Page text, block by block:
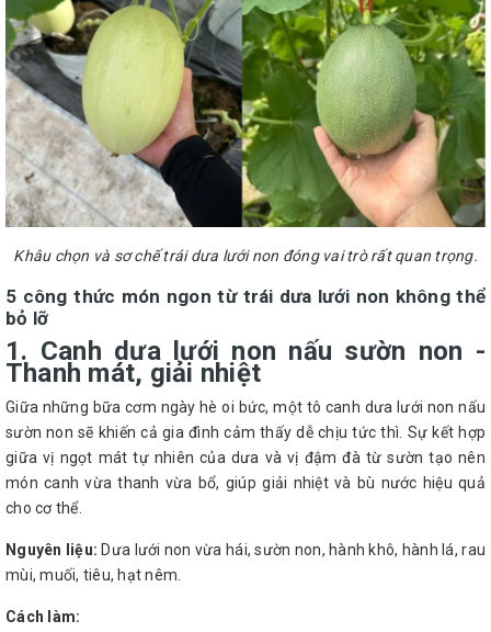
Khâu chọn và sơ chế trái dưa lưới non đóng vai trò rất quan trọng.
5 công thức món ngon từ trái dưa lưới non không thể
bỏ lỡ
1. Canh dưa lưới non nấu sườn non -
Thanh mát, giải nhiệt
Giữa những bữa cơm ngày hè oi bức, một tô canh dưa lưới non nấu
sườn non sẽ khiến cả gia đình cảm thấy dễ chịu tức thì. Sự kết hợp
giữa vị ngọt mát tự nhiên của dưa và vị đậm đà từ sườn tạo nên
món canh vừa thanh vừa bổ, giúp giải nhiệt và bù nước hiệu quả
cho cơ thể.
Nguyên liệu: Dưa lưới non vừa hái, sườn non, hành khô, hành lá, rau
mùi, muối, tiêu, hạt nêm.
Cách làm: